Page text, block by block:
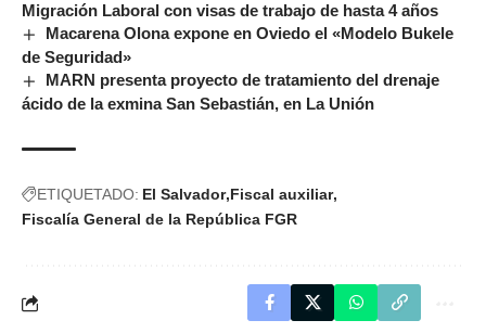
Migración Laboral con visas de trabajo de hasta 4 años
Macarena Olona expone en Oviedo el «Modelo Bukele
de Seguridad»
MARN presenta proyecto de tratamiento del drenaje
ácido de la exmina San Sebastián, en La Unión
ETIQUETADO: El Salvador Fiscal auxiliar
Fiscalía General de la República FGR